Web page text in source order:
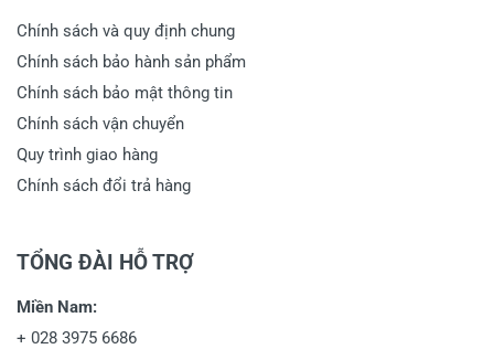
Chính sách và quy định chung
Chính sách bảo hành sản phẩm
Chính sách bảo mật thông tin
Chính sách vận chuyển
Quy trình giao hàng
Chính sách đổi trả hàng
TỔNG ĐÀI HỖ TRỢ
Miền Nam:
+ 028 3975 6686